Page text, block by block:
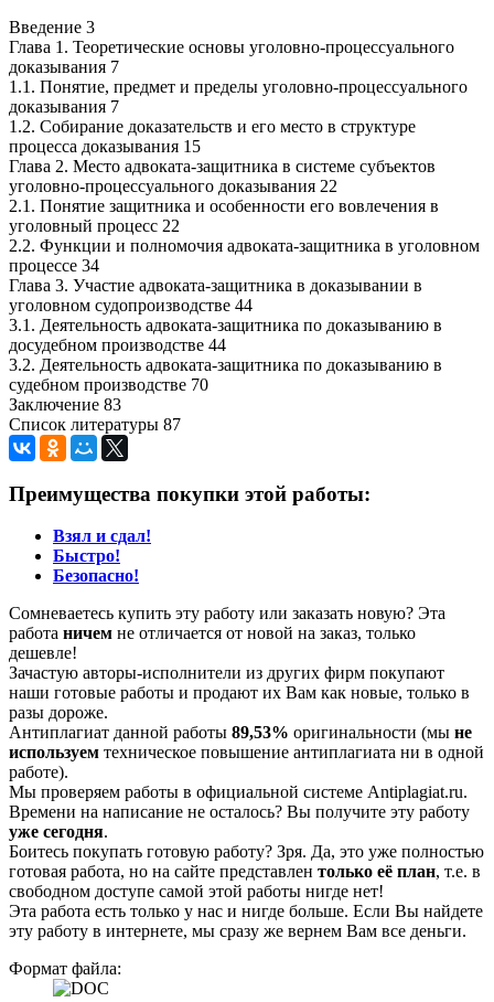
Введение 3
Глава 1. Теоретические основы уголовно-процессуального
доказывания 7
1.1. Понятие, предмет и пределы уголовно-процессуального
доказывания 7
1.2. Собирание доказательств и его место в структуре
процесса доказывания 15
Глава 2. Место адвоката-защитника в системе субъектов
уголовно-процессуального доказывания 22
2.1. Понятие защитника и особенности его вовлечения в
уголовный процесс 22
2.2. Функции и полномочия адвоката-защитника в уголовном
процессе 34
Глава 3. Участие адвоката-защитника в доказывании в
уголовном судопроизводстве 44
3.1. Деятельность адвоката-защитника по доказыванию в
досудебном производстве 44
3.2. Деятельность адвоката-защитника по доказыванию в
судебном производстве 70
Заключение 83
Список литературы 87
Преимущества покупки этой работы:
Взял и сдал!
Быстро!
Безопасно!
Сомневаетесь купить эту работу или заказать новую? Эта
работа ничем не отличается от новой на заказ, только
дешевле!
Зачастую авторы-исполнители из других фирм покупают
наши готовые работы и продают их Вам как новые, только в
разы дороже.
Антиплагиат данной работы 89,53% оригинальности (мы не
используем техническое повышение антиплагиата ни в одной
работе).
Мы проверяем работы в официальной системе Аntiplagiat.ru.
Времени на написание не осталось? Вы получите эту работу
уже сегодня.
Боитесь покупать готовую работу? Зря. Да, это уже полностью
готовая работа, но на сайте представлен только её план, т.е. в
свободном доступе самой этой работы нигде нет!
Эта работа есть только у нас и нигде больше. Если Вы найдете
эту работу в интернете, мы сразу же вернем Вам все деньги.
Формат файла: